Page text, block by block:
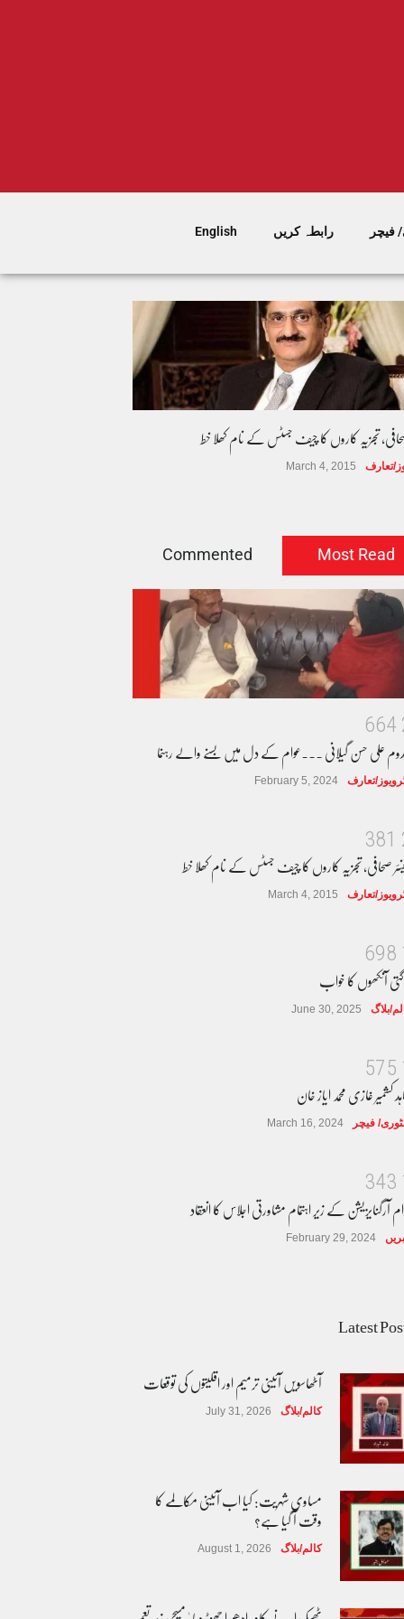
فیچر رابطہ کریں English
تجزیہ کاروں کا چیف جسٹس کے نام کھلا خط
تعارف March 4, 2015
Most Read
Commented
4
6
6
علی حسن گیلانی ۔۔۔عوام کے دل میں بسنے والے رہنما
تعارف February 5, 2024
1
8
3
صحافی، تجزیہ کاروں کا چیف جسٹس کے نام کھلا خط
تعارف March 4, 2015
8
9
6
آنکھوں کا خواب
بلاگ June 30, 2025
5
7
5
کشمیر غازی محمد ایاز خان
فیچر March 16, 2024
3
4
3
آرگنایزیشن کے زیر اہتمام مشاورتی اجلاس کا انعقاد
February 29, 2024
Latest
آٹھاسویں آئینی ترمیم اور اقلیتوں کی توقعات
کالم/بلاگ July 31, 2026
مساوی شہریت: کیا اب آئینی مکالمے کا
وقت آ گیا ہے؟
کالم/بلاگ August 1, 2026